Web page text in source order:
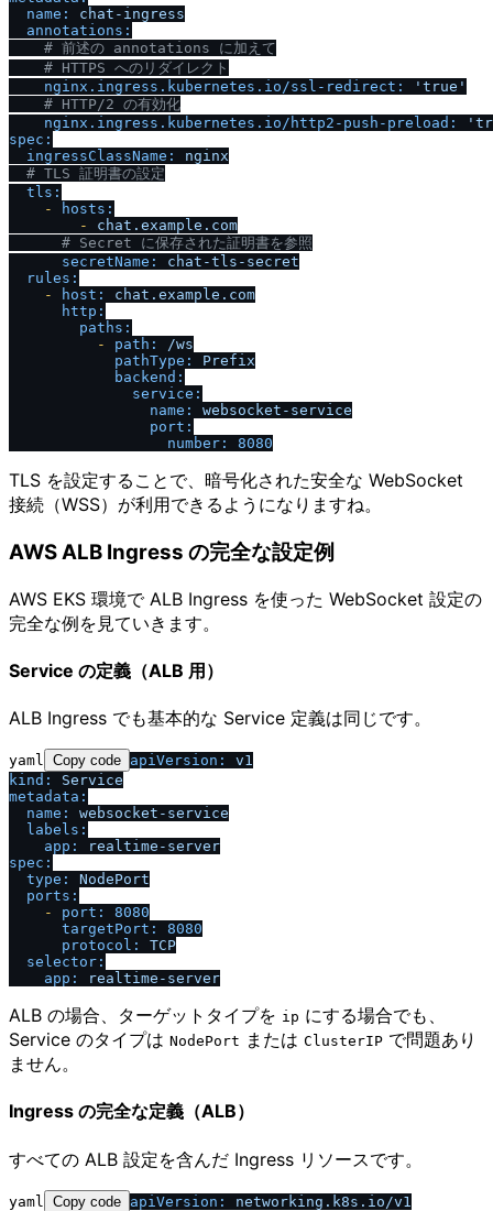
name:
chat-ingress
annotations:
# 前述の annotations に加えて
# HTTPS へのリダイレクト
nginx.ingress.kubernetes.io/ssl-redirect:
'true'
# HTTP/2 の有効化
nginx.ingress.kubernetes.io/ http2-push-preload:
spec:
ingressClassName:
nginx
# TLS 証明書の設定
tls:
-
hosts:
-
chat.example.com
# Secret に保存された証明書を参照
secretName:
chat-tls-secret
rules:
-
host:
chat.example.com
http:
paths:
-
path: /ws
pathType:
Prefix
backend:
service:
name:
websocket-service
port:
number:
8080
TLS を設定することで、暗号化された安全な WebSocket
接続（WSS）が利用できるようになりますね。
AWS ALB Ingress の完全な設定例
AWS EKS 環境で ALB Ingress を使った WebSocket 設定の
完全な例を見ていきます。
Service の定義（ALB 用）
ALB Ingress でも基本的な Service 定義は同じです。
yaml Copy code apiVersion:
v1
kind:
Service
metadata:
name:
websocket-service
labels:
app:
realtime-server
spec:
type:
NodePort
ports:
-
port:
8080
targetPort:
8080
protocol:
TCP
selector:
app:
realtime-server
ALB の場合、ターゲットタイプを ip にする場合でも、
Service のタイプは NodePort または ClusterIP で問題あり
ません。
Ingress の完全な定義（ALB）
すべての ALB 設定を含んだ Ingress リソースです。
yaml Copy code apiVersion: networking.k8s.io /v1